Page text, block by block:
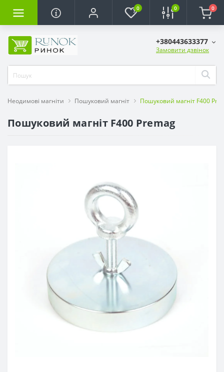
0 0 0
+380443633377
Замовити дзвінок
Неодимові магніти Пошуковий магніт Пошуковий магніт F400
Пошуковий магніт F400 Premag